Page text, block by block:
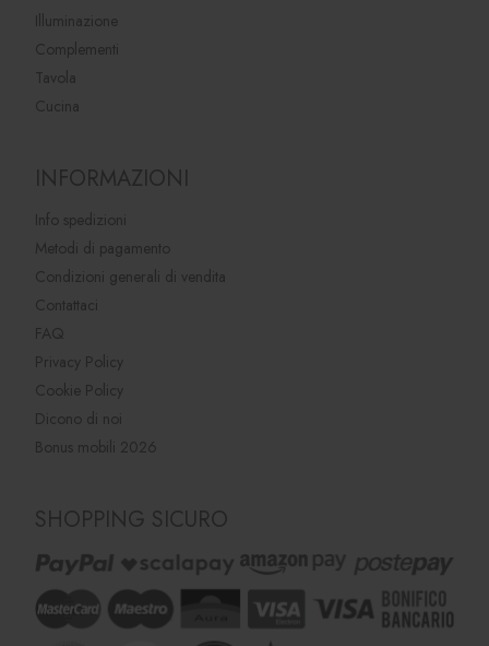
Illuminazione
Complementi
Tavola
Cucina
INFORMAZIONI
Info spedizioni
Metodi di pagamento
Condizioni generali di vendita
Contattaci
FAQ
Privacy Policy
Cookie Policy
Dicono di noi
Bonus mobili 2026
SHOPPING SICURO